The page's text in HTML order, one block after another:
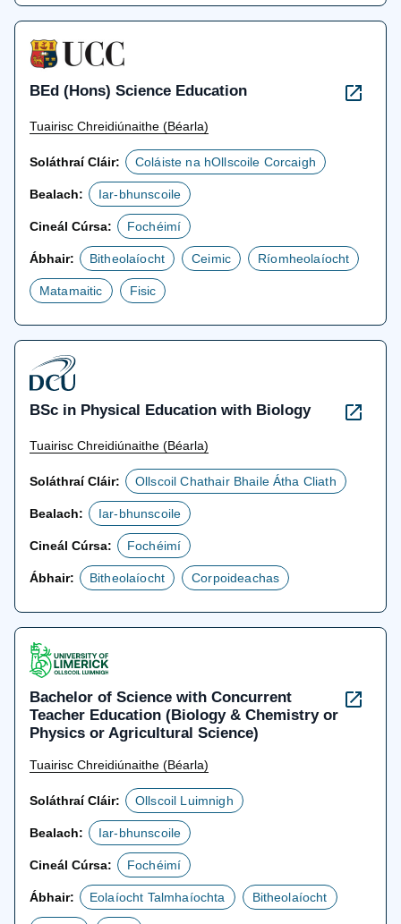
BEd (Hons) Science Education
Tuairisc Chreidiúnaithe (Béarla)
Soláthraí Cláir: Coláiste na hOllscoile Corcaigh
Bealach: Iar-bhunscoile
Cineál Cúrsa: Fochéimí
Ábhair: Bitheolaíocht Ceimic Ríomheolaíocht
Matamaitic Fisic
BSc in Physical Education with Biology
Tuairisc Chreidiúnaithe (Béarla)
Soláthraí Cláir: Ollscoil Chathair Bhaile Átha Cliath
Bealach: Iar-bhunscoile
Cineál Cúrsa: Fochéimí
Ábhair: Bitheolaíocht Corpoideachas
Bachelor of Science with Concurrent
Teacher Education (Biology & Chemistry or
Physics or Agricultural Science)
Tuairisc Chreidiúnaithe (Béarla)
Soláthraí Cláir: Ollscoil Luimnigh
Bealach: Iar-bhunscoile
Cineál Cúrsa: Fochéimí
Ábhair: Eolaíocht Talmhaíochta Bitheolaíocht